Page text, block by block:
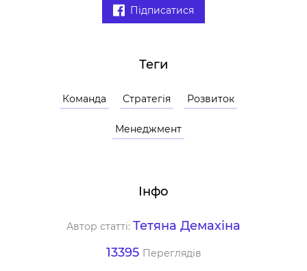
Підписатися
Теги
Команда Стратегія Розвиток
Менеджмент
Інфо
Автор статті: Тетяна Демахіна
13395 Переглядів